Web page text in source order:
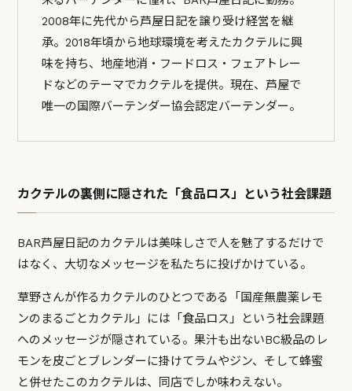
2008年に先代から芦屋日記を譲り受け経営を継
承。2018年頃から地球環境を考えたカクテルに興
味を持ち、地産地消・フードロス・フェアトレー
ドなどのテーマでカクテルを提供。現在、芦屋で
唯一の国際バーテンダー協会認定バーテンダー。
カクテルの裏側に隠された「食品ロス」という社会課題
BAR芦屋日記のカクテルは美味しさで人を魅了するだけで
はなく、大切なメッセージを私たちに投げかけている。
草野さんが作るカクテルのひとつである「国産無農薬レモ
ンのまるごとカクテル」には「食品ロス」という社会課題
へのメッセージが隠されている。果汁も出ないBC級品のレ
モンを皮ごとブレンダーに掛けてラムやジン、そして蜂蜜
と併せたこのカクテルは、同店でしか味わえない。